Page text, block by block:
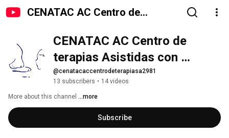
CENATAC AC Centro de
CENATAC AC Centro de
terapias Asistidas con
Caninos
@cenatacaccentrodeterapiasa2981
13 subscribers • 14 videos
More about this channel ...more
Subscribe